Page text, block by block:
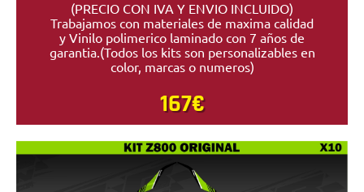
(PRECIO CON IVA Y ENVIO INCLUIDO)
Trabajamos con materiales de maxima calidad
y Vinilo polimerico laminado con 7 años de
garantia.(Todos los kits son personalizables en
color, marcas o numeros)
167€